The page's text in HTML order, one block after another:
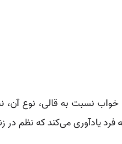
نسبت به قالی، نوع آن،
یادآوری می‌کند که نظم در